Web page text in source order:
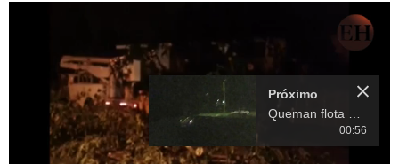
Próximo
00:56